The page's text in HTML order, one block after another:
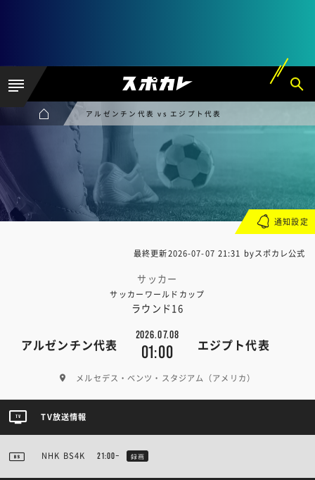
アルゼンチン代表 vs エジプト代表
最終更新2026-07-07 21:31 byスポカレ公式
サッカー
サッカーワールドカップ
ラウンド16
アルゼンチン代表
2026.07.08
01:00 エジプト代表
メルセデス・ベンツ・スタジアム（アメリカ）
通知設定
TV放送情報
NHK BS4K 21:00~ 録画